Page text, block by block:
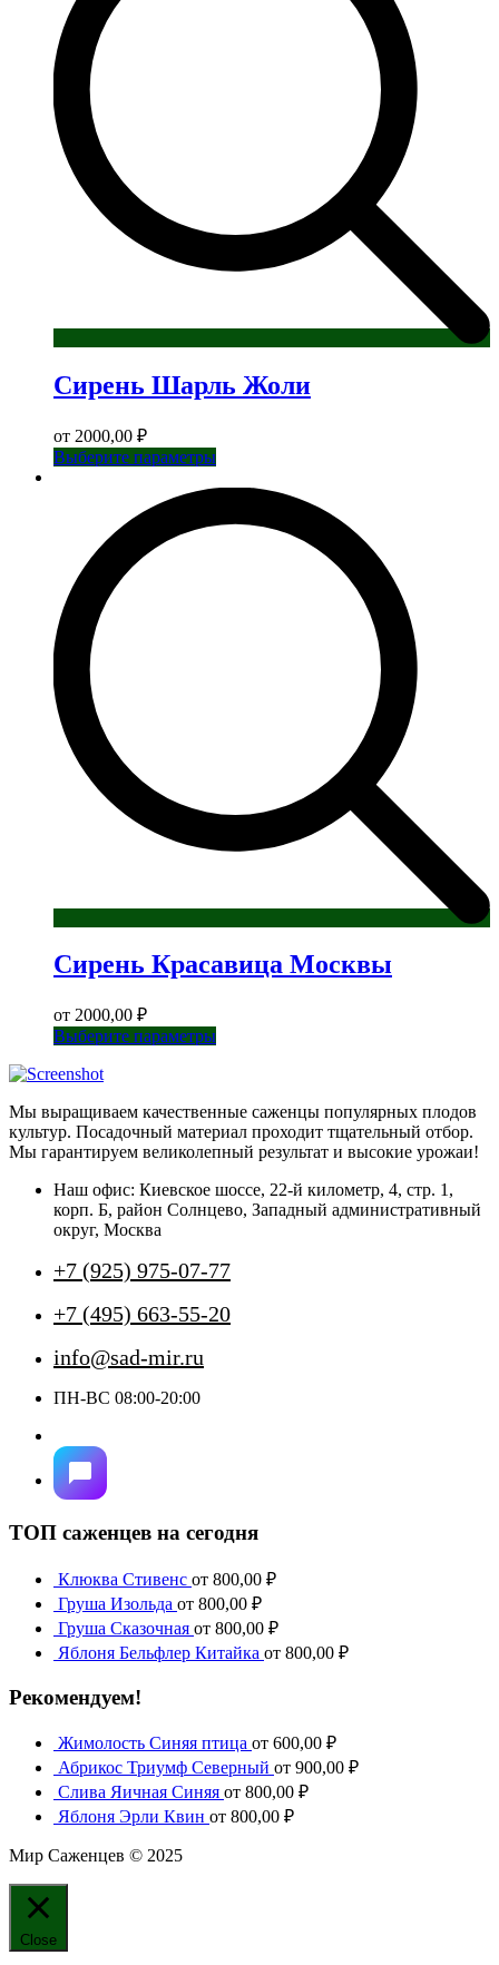
Сирень Шарль Жоли
от 2000,00 ₽
Выберите параметрыЭтот
вариаций.
Сирень Красавица Москвы
от 2000,00 ₽
Выберите параметрыЭтот
вариаций.
Опции
можно
на
странице
Мы выращиваем качественные саженцы популярных плодов
культур. Посадочный материал проходит тщательный отбор.
Мы гарантируем великолепный результат и высокие урожаи!
Наш офис: Киевское шоссе, 22-й километр, 4, стр. 1,
корп. Б, район Солнцево, Западный административный
округ, Москва
+7 (925) 975-07-77
+7 (495) 663-55-20
info@sad-mir.ru
ПН-ВС 08:00-20:00
ТОП саженцев на сегодня
Клюква Стивенс от 800,00 ₽
Груша Изольда от 800,00 ₽
Груша Сказочная от 800,00 ₽
Яблоня Бельфлер Китайка от 800,00 ₽
Рекомендуем!
Жимолость Синяя птица от 600,00 ₽
Абрикос Триумф Северный от 900,00 ₽
Слива Яичная Синяя от 800,00 ₽
Яблоня Эрли Квин от 800,00 ₽
Мир Саженцев © 2025
Close